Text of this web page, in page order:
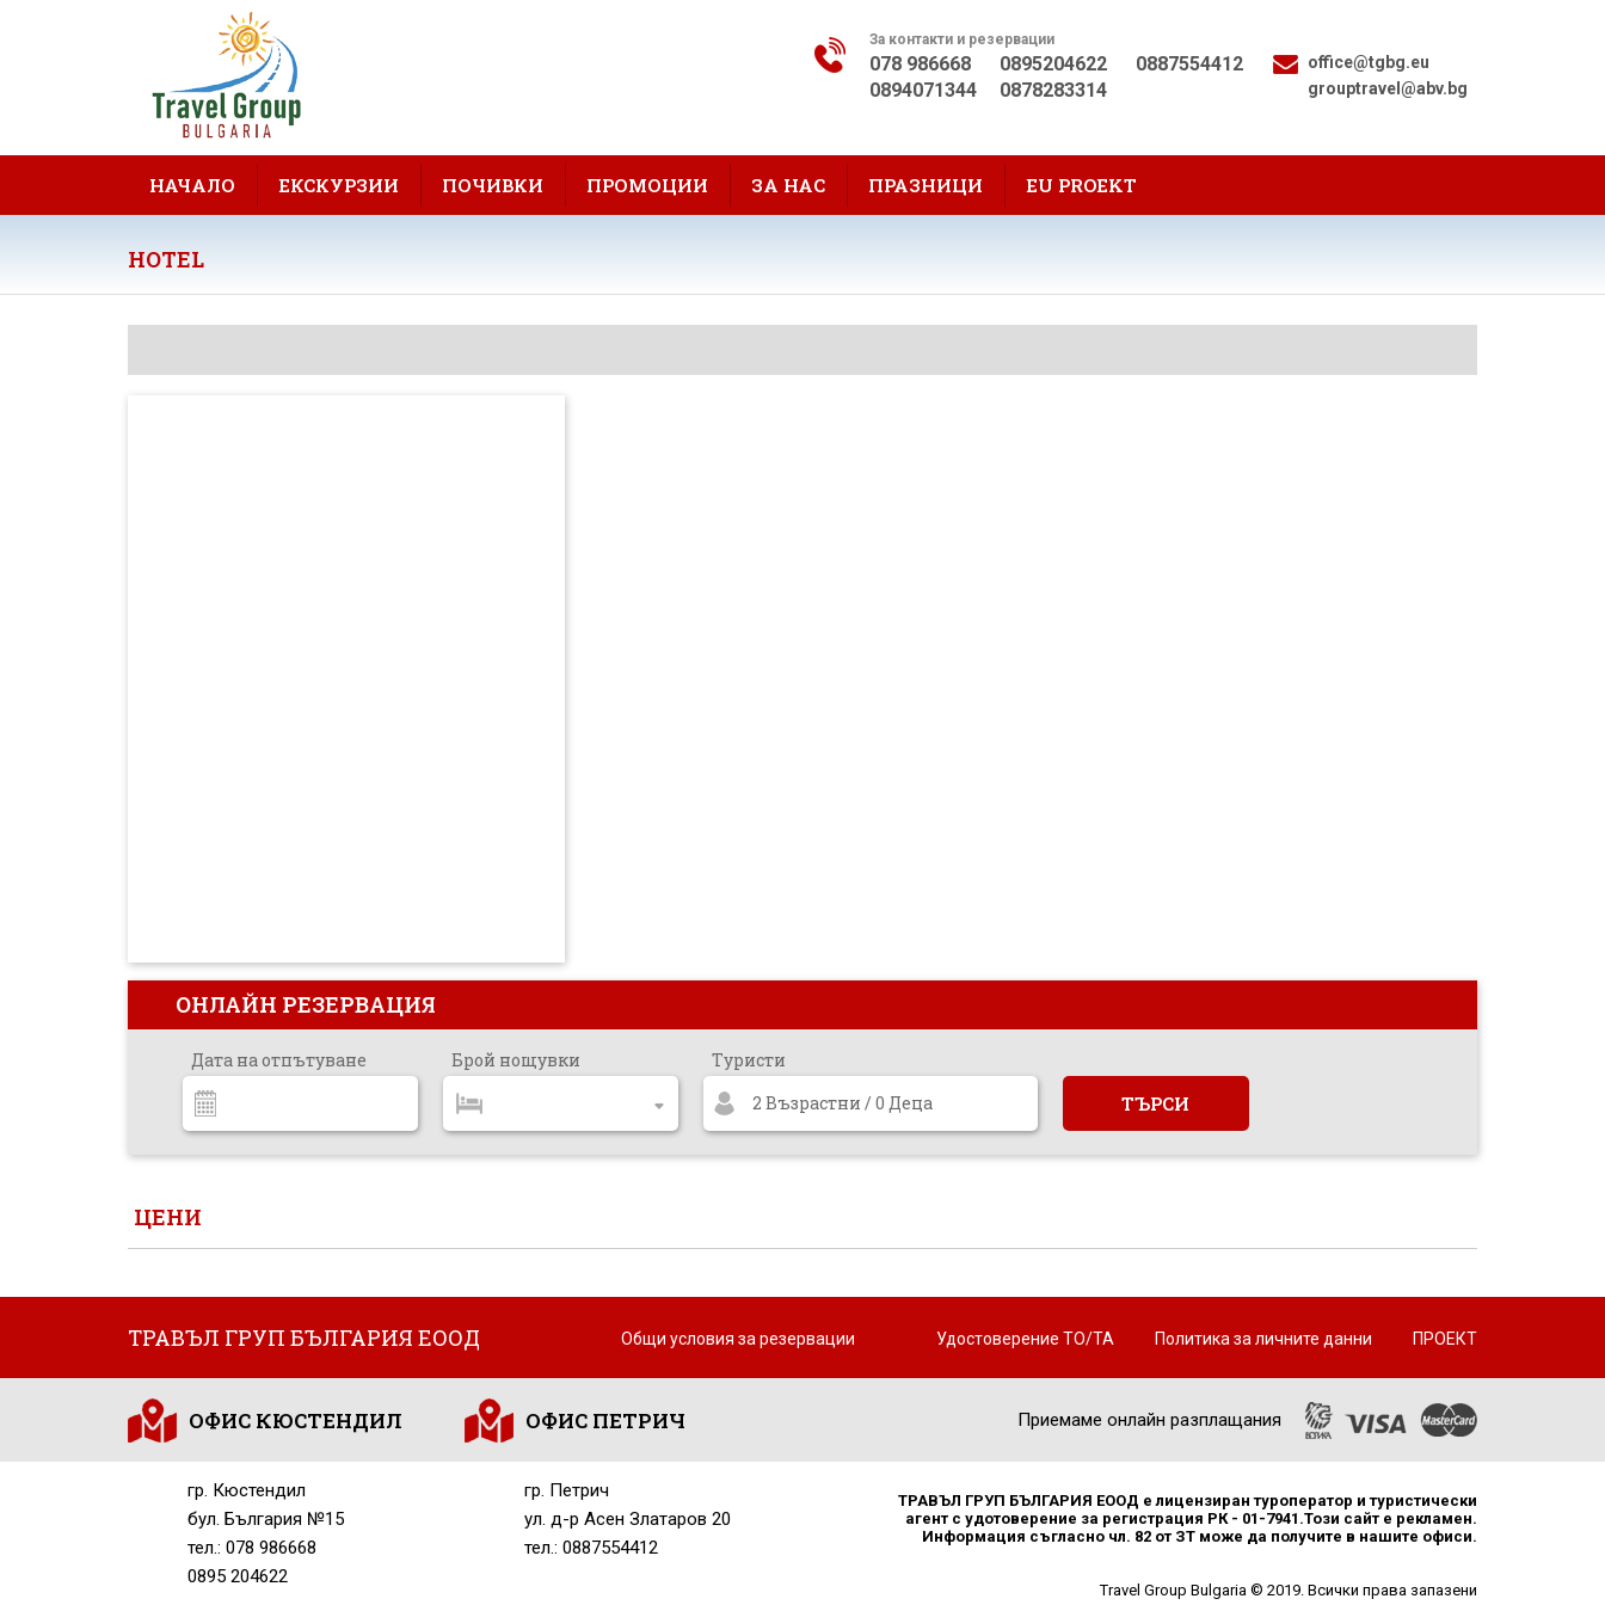
За контакти и резервации
078 986668 0895204622
0887554412
0894071344
0878283314
office@tgbg.eu
grouptravel@abv.bg
НАЧАЛО ЕКСКУРЗИИ ПОЧИВКИ ПРОМОЦИИ ЗА НАС ПРАЗНИЦИ EU PROEKT
HOTEL
ОНЛАЙН РЕЗЕРВАЦИЯ
Дата на отпътуване Брой нощувки
Туристи
2 Възрастни / 0 Деца
ЦЕНИ
ТРАВЪЛ ГРУП БЪЛГАРИЯ ЕООД Общи условия за резервации Удостоверение ТО/ТА Политика за личните данни ПРОЕКТ
ОФИС КЮСТЕНДИЛ ОФИС ПЕТРИЧ Приемаме онлайн разплащания
гр. Кюстендил
бул. България №15
тел.: 078 986668
0895 204622
гр. Петрич
ул. д-р Асен Златаров 20
тел.: 0887554412
ТРАВЪЛ ГРУП БЪЛГАРИЯ ЕООД е лицензиран туроператор и туристически
агент с удотоверение за регистрация РК - 01-7941.Този сайт е рекламен.
Информация съгласно чл. 82 от ЗТ може да получите в нашите офиси.
Travel Group Bulgaria © 2019. Всички права запазени